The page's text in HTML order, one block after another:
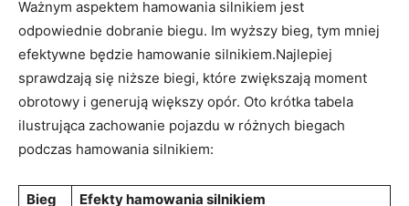
Ważnym aspektem hamowania silnikiem jest
odpowiednie dobranie biegu. Im wyższy bieg, tym mniej
efektywne będzie hamowanie silnikiem.Najlepiej
sprawdzają się niższe biegi, które zwiększają moment
obrotowy i generują większy opór. Oto krótka tabela
ilustrująca zachowanie pojazdu w różnych biegach
podczas hamowania silnikiem:
Bieg
Efekty hamowania silnikiem